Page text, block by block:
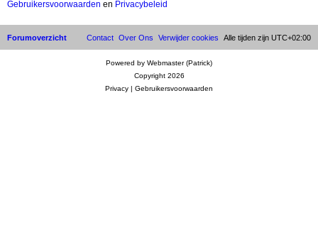
Gebruikersvoorwaarden en Privacybeleid
Forumoverzicht Alle tijden zijn UTC+02:00
Verwijder cookies
Over Ons
Contact
Powered by Webmaster (Patrick)
Copyright 2026
Privacy | Gebruikersvoorwaarden